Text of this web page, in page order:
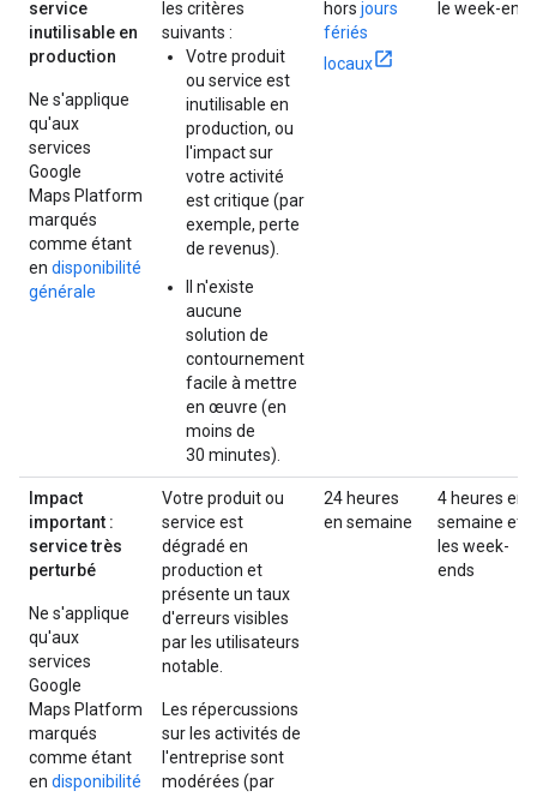
service
inutilisable en
production
Ne s'applique
qu'aux
services
Google
Maps Platform
marqués
comme étant
en disponibilité
générale
les critères
suivants :
Votre produit
ou service est
inutilisable en
production, ou
l'impact sur
votre activité
est critique (par
exemple, perte
de revenus).
Il n'existe
aucune
solution de
contournement
facile à mettre
en œuvre (en
moins de
30 minutes).
hors jours
fériés
locaux
le week-end
Impact
important :
service très
perturbé
Ne s'applique
qu'aux
services
Google
Maps Platform
marqués
comme étant
en disponibilité
Votre produit ou
service est
dégradé en
production et
présente un taux
d'erreurs visibles
par les utilisateurs
notable.
Les répercussions
sur les activités de
l'entreprise sont
modérées (par
24 heures
en semaine
4 heures en
semaine et
les week-
ends